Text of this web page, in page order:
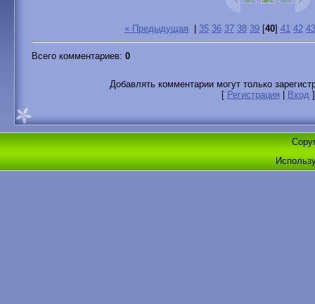
« Предыдущая 35 36 37 38 39 [40] 41 42 43
Всего комментариев: 0
Добавлять комментарии могут только
[ Регистрация Вход]